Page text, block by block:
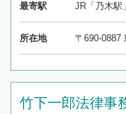
最寄駅 JR「乃木駅
所在地 〒690-0887
竹下一郎法律事